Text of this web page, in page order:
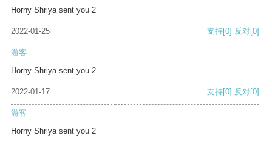
Horny Shriya sent you 2
2022-01-25 支持[0] 反对[0]
游客
Horny Shriya sent you 2
2022-01-17 支持[0] 反对[0]
游客
Horny Shriya sent you 2